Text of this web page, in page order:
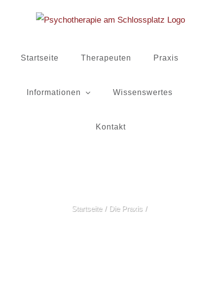
Startseite Therapeuten Praxis
Informationen Wissenswertes
Kontakt
Startseite Die Praxis